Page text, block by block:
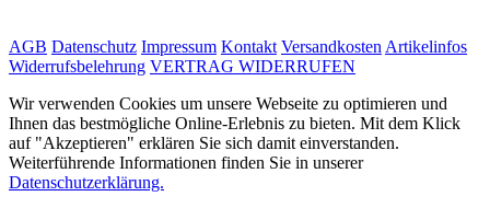
AGB Datenschutz Impressum Kontakt Versandkosten Artikelinfos
Widerrufsbelehrung VERTRAG WIDERRUFEN
Wir verwenden Cookies um unsere Webseite zu optimieren und
Ihnen das bestmögliche Online-Erlebnis zu bieten. Mit dem Klick
auf "Akzeptieren" erklären Sie sich damit einverstanden.
Weiterführende Informationen finden Sie in unserer
Datenschutzerklärung.